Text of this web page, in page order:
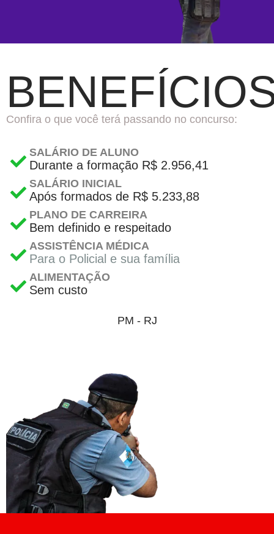
Confira o que você terá passando no concurso:
SALÁRIO DE ALUNO
Durante a formação R$ 2.956,41
SALÁRIO INICIAL
Após formados de R$ 5.233,88
PLANO DE CARREIRA
Bem definido e respeitado
ASSISTÊNCIA MÉDICA
Para o Policial e sua família
ALIMENTAÇÃO
Sem custo
PM - RJ